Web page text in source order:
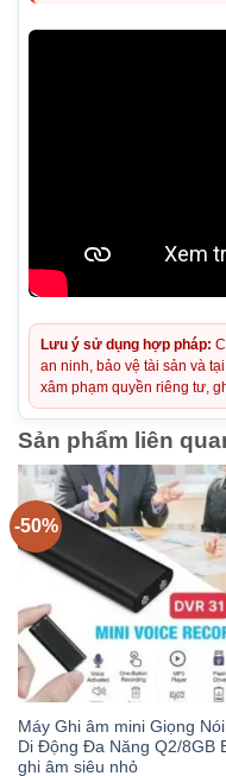
Lưu ý sử dụng hợp pháp:
an ninh, bảo vệ tài sản và
xâm phạm quyền riêng tư,
Sản phẩm liên
-50%
Máy Ghi âm mini Giọng
Di Động Đa Năng Q2/8GB
ghi âm siêu nhỏ